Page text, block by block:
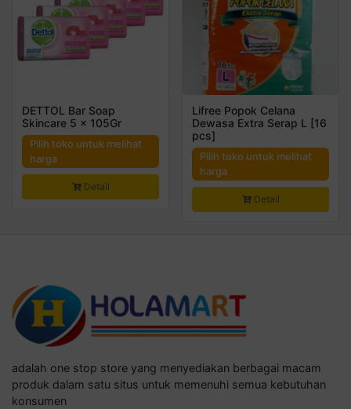
DETTOL Bar Soap
Skincare 5 x 105Gr
Pilih toko untuk melihat
harga
Detail
Lifree Popok Celana
Dewasa Extra Serap L [16
pcs]
Pilih toko untuk melihat
harga
Detail
adalah one stop store yang menyediakan berbagai macam
produk dalam satu situs untuk memenuhi semua kebutuhan
konsumen